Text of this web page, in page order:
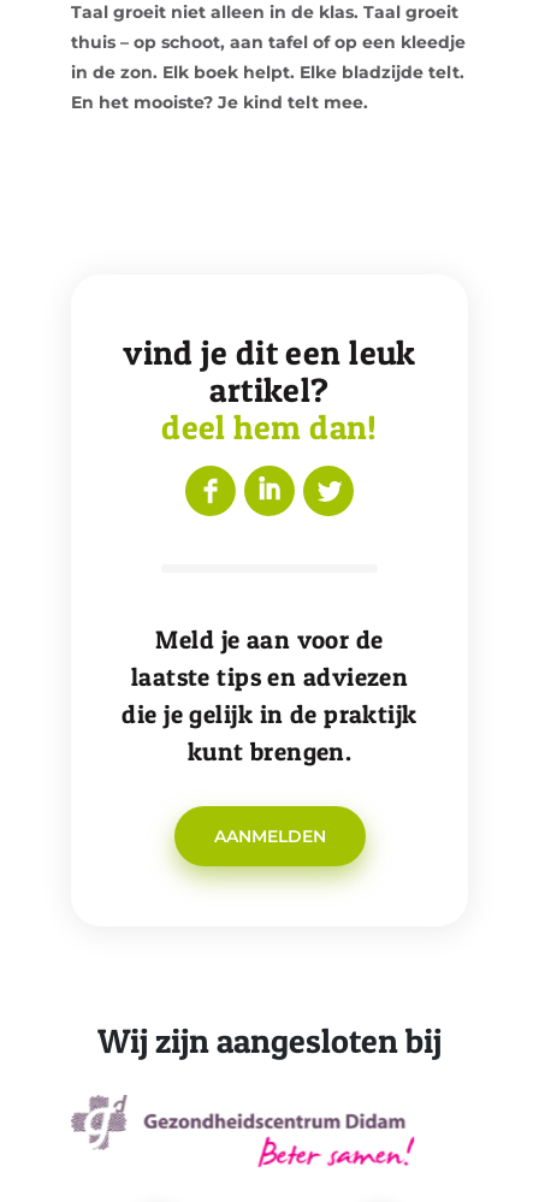
Taal groeit niet alleen in de klas. Taal groeit
thuis – op schoot, aan tafel of op een kleedje
in de zon. Elk boek helpt. Elke bladzijde telt.
En het mooiste? Je kind telt mee.
vind je dit een leuk
artikel?
deel hem dan!
Meld je aan voor de
laatste tips en adviezen
die je gelijk in de praktijk
kunt brengen.
AANMELDEN
Wij zijn aangesloten bij